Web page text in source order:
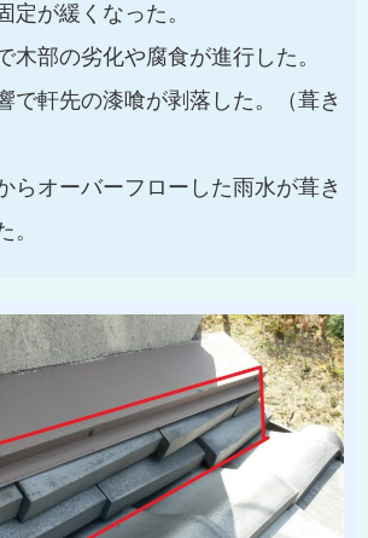
定が緩くなった。
木部の劣化や腐食が進行した。
で軒先の漆喰が剥落した。（葺き
らオーバーフローした雨水が葺き
。